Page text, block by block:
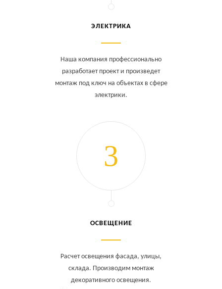
ЭЛЕКТРИКА
Наша компания профессионально
разработает проект и произведет
монтаж под ключ на объектах в сфере
электрики.
ОСВЕЩЕНИЕ
Расчет освещения фасада, улицы,
склада. Производим монтаж
декоративного освещения.